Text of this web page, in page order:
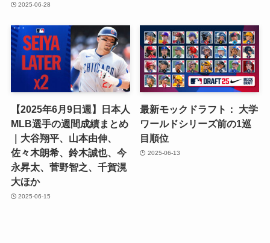
2025-06-28
【2025年6月9日週】日本人
MLB選手の週間成績まとめ
｜大谷翔平、山本由伸、
佐々木朗希、鈴木誠也、今
永昇太、菅野智之、千賀滉
大ほか
2025-06-15
最新モックドラフト： 大学
ワールドシリーズ前の1巡
目順位
2025-06-13